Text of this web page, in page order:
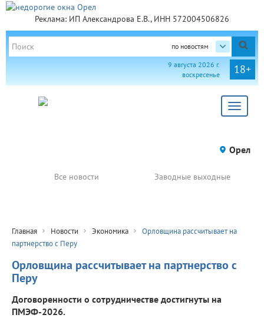
Реклама: ИП Александрова Е.В., ИНН 572004506826
по новостям
18+
9 августа 2026 г.
воскресенье
Toggle
Орел
Все новости Заводные выходные
Главная Новости Экономика
Орловщина рассчитывает на
партнерство с Перу
Орловщина рассчитывает на партнерство с
Перу
Договоренности о сотрудничестве достигнуты на
ПМЭФ-2026.